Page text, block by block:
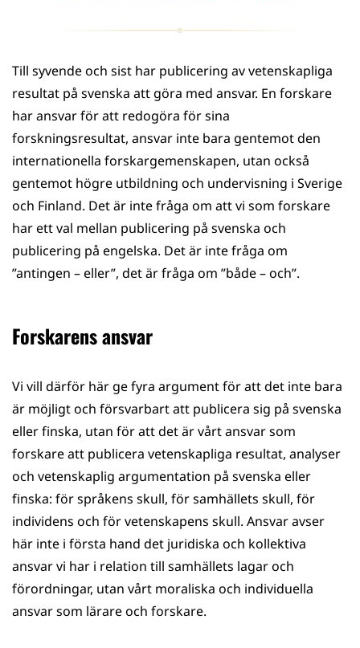
Till syvende och sist har publicering av vetenskapliga
resultat på svenska att göra med ansvar. En forskare
har ansvar för att redogöra för sina
forskningsresultat, ansvar inte bara gentemot den
internationella forskargemenskapen, utan också
gentemot högre utbildning och undervisning i Sverige
och Finland. Det är inte fråga om att vi som forskare
har ett val mellan publicering på svenska och
publicering på engelska. Det är inte fråga om
”antingen – eller”, det är fråga om ”både – och”.
Forskarens ansvar
Vi vill därför här ge fyra argument för att det inte bara
är möjligt och försvarbart att publicera sig på svenska
eller finska, utan för att det är vårt ansvar som
forskare att publicera vetenskapliga resultat, analyser
och vetenskaplig argumentation på svenska eller
finska: för språkens skull, för samhällets skull, för
individens och för vetenskapens skull. Ansvar avser
här inte i första hand det juridiska och kollektiva
ansvar vi har i relation till samhällets lagar och
förordningar, utan vårt moraliska och individuella
ansvar som lärare och forskare.